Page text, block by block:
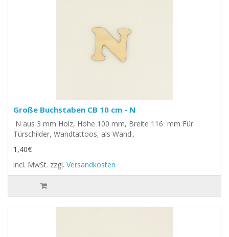
Große Buchstaben CB 10 cm - N
N aus 3 mm Holz, Höhe 100 mm, Breite 116 mm Für
Türschilder, Wandtattoos, als Wand..
1,40€
incl. MwSt. zzgl. Versandkosten